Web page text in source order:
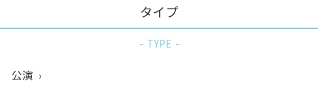
タイプ
TYPE
公演